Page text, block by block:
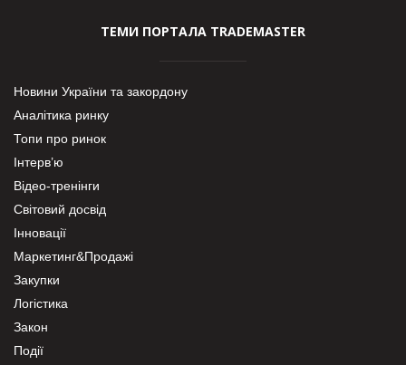
ТЕМИ ПОРТАЛА TRADEMASTER
Новини України та закордону
Аналітика ринку
Топи про ринок
Інтерв’ю
Відео-тренінги
Світовий досвід
Інновації
Маркетинг&Продажі
Закупки
Логістика
Закон
Події